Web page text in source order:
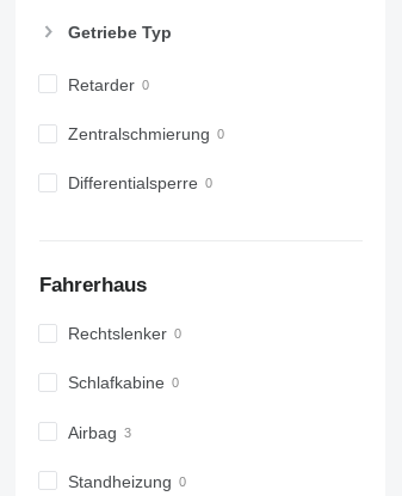
Getriebe Typ
Retarder
Zentralschmierung
Differentialsperre
Fahrerhaus
Rechtslenker
Schlafkabine
Airbag
Standheizung